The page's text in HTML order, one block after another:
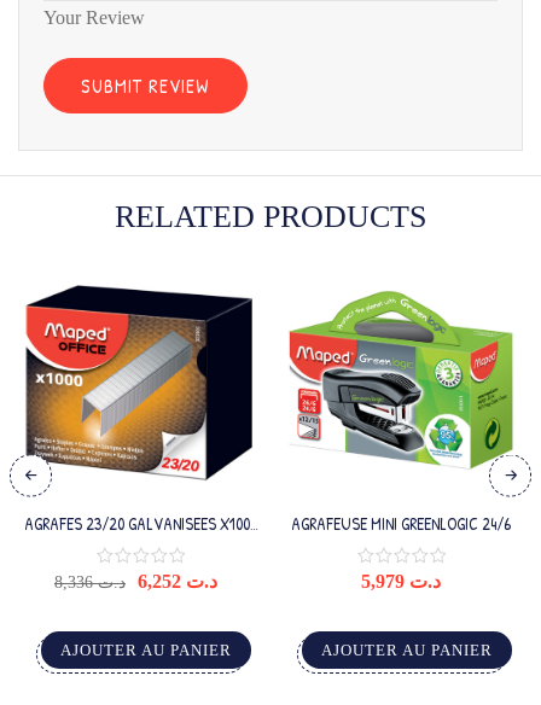
Your Review
RELATED PRODUCTS
AGRAFES 23/20 GALVANISEES X1000
BOITE
د.ت8,336 د.ت
AJOUTER AU PANIER
AGRAFEUSE MINI GREENLOGIC 24/6
د.ت
AJOUTER AU PANIER